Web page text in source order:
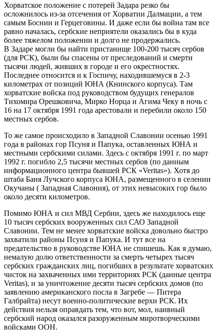
Хорватское положение с потерей Задара резко бы
осложнилось из-за отсечения от Хорватии Далмации, а тем
самым Боснии и Герцеговины. И даже если бы война там все
равно началась, сербские неприятели оказались бы в куда
более тяжелом положении и долго не продержались.
В Задаре могли бы найти пристанище 100-200 тысяч сербов
(для РСК), были бы спасены от преследований и смерти
тысячи людей, живших в городе и его окрестностях.
Последнее относится и к Госпичу, находившемуся в 2-3
километрах от позиций ЮНА (Книнского корпуса). Там
хорватские войска под руководством будущих генералов
Тихомира Орешковича, Мирко Норца и Агима Чеку в ночь с
16 на 17 октября 1991 года арестовали и перебили около 150
местных сербов.
То же самое происходило в Западной Славонии осенью 1991
года в районах гор Псуня и Папука, оставленных ЮНА и
местными сербскими силами. Здесь с октября 1991 г. по март
1992 г. погибло 2,5 тысячи местных сербов (по данным
информационного центра бывшей РСК «Veritas»). Хотя до
штаба Баня Лучского корпуса ЮНА, размещенного в селении
Окучаны ( Западная Славония), от этих невысоких гор было
около десяти километров.
Помимо ЮНА и сил МВД Сербии, здесь же находилось еще
10 тысяч сербских вооруженных сил САО Западной
Славонии. Тем не менее хорватские войска довольно быстро
захватили районы Псуня и Папука. И тут все на
предательство в руководстве ЮНА не спишешь. Как я думаю,
немалую долю ответственности за смерть четырех тысяч
сербских гражданских лиц, погибших в результате хорватских
чисток на захваченных ими территориях РСК (данные центра
Veritas), и за уничтожение десяти тысяч сербских домов (по
заявлению американского посла в Загребе — Питера
Галбрайта) несут военно-политические верхи РСК. Их
действия нельзя оправдать тем, что вот, мол, наивный
сербский народ оказался разоруженным миротворческими
войсками ООН.